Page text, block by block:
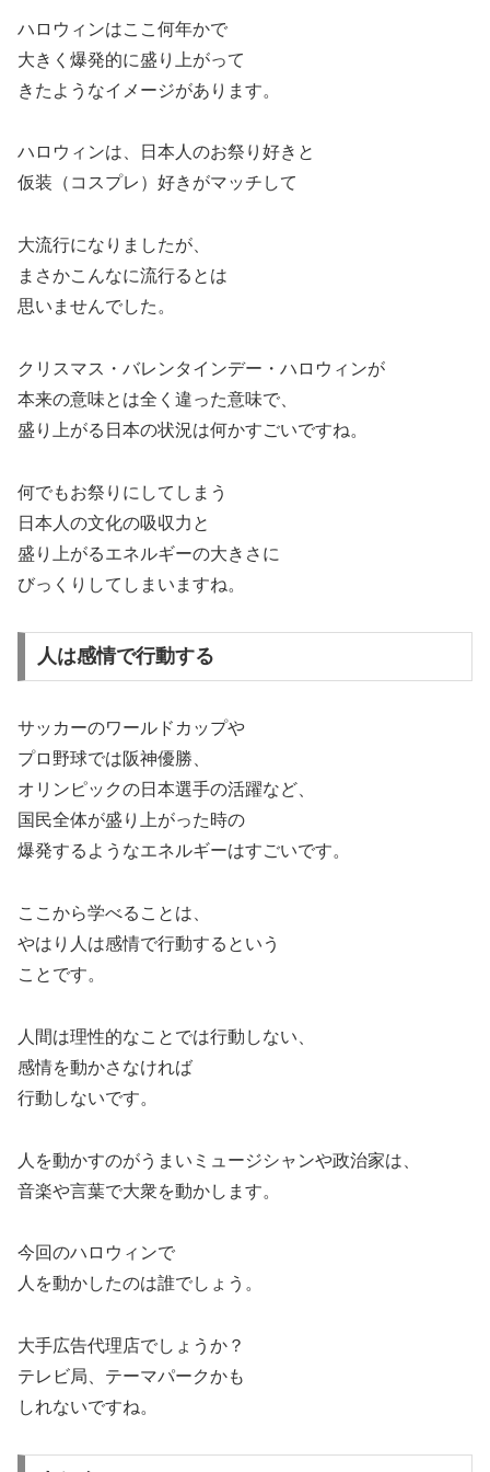
ハロウィンはここ何年かで
大きく爆発的に盛り上がって
きたようなイメージがあります。
ハロウィンは、日本人のお祭り好きと
仮装（コスプレ）好きがマッチして
大流行になりましたが、
まさかこんなに流行るとは
思いませんでした。
クリスマス・バレンタインデー・ハロウィンが
本来の意味とは全く違った意味で、
盛り上がる日本の状況は何かすごいですね。
何でもお祭りにしてしまう
日本人の文化の吸収力と
盛り上がるエネルギーの大きさに
びっくりしてしまいますね。
人は感情で行動する
サッカーのワールドカップや
プロ野球では阪神優勝、
オリンピックの日本選手の活躍など、
国民全体が盛り上がった時の
爆発するようなエネルギーはすごいです。
ここから学べることは、
やはり人は感情で行動するという
ことです。
人間は理性的なことでは行動しない、
感情を動かさなければ
行動しないです。
人を動かすのがうまいミュージシャンや政治家は、
音楽や言葉で大衆を動かします。
今回のハロウィンで
人を動かしたのは誰でしょう。
大手広告代理店でしょうか？
テレビ局、テーマパークかも
しれないですね。